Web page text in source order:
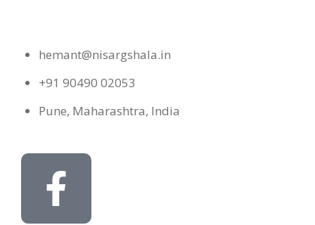
hemant@nisargshala.in
+91 90490 02053
Pune, Maharashtra, India